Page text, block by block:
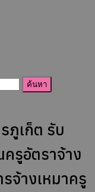
ภูเก็ต รับ
รูอัตราจ้าง
จ้างเหมาครู